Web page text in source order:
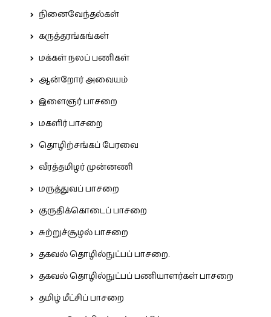
நினைவேந்தல்கள்
கருத்தரங்கங்கள்
மக்கள் நலப் பணிகள்
ஆன்றோர் அவையம்
இளைஞர் பாசறை
மகளிர் பாசறை
தொழிற்சங்கப் பேரவை
வீரத்தமிழர் முன்னணி
மருத்துவப் பாசறை
குருதிக்கொடைப் பாசறை
சுற்றுச்சூழல் பாசறை
தகவல் தொழில்நுட்பப் பாசறை.
தகவல் தொழில்நுட்பப் பணியாளர்கள் பாசறை
தமிழ் மீட்சிப் பாசறை